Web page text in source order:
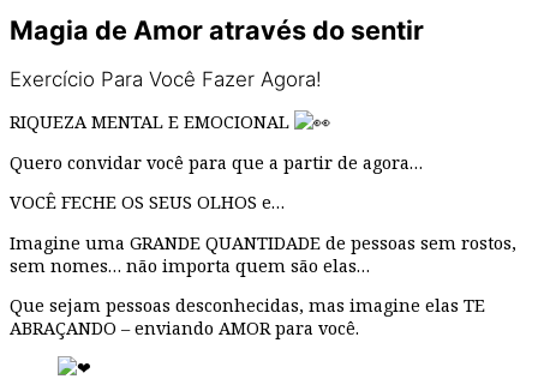
Magia de Amor através do sentir
Exercício Para Você Fazer Agora!
RIQUEZA MENTAL E EMOCIONAL
Quero convidar você para que a partir de agora…
VOCÊ FECHE OS SEUS OLHOS e…
Imagine uma GRANDE QUANTIDADE de pessoas sem rostos,
sem nomes… não importa quem são elas…
Que sejam pessoas desconhecidas, mas imagine elas TE
ABRAÇANDO – enviando AMOR para você.